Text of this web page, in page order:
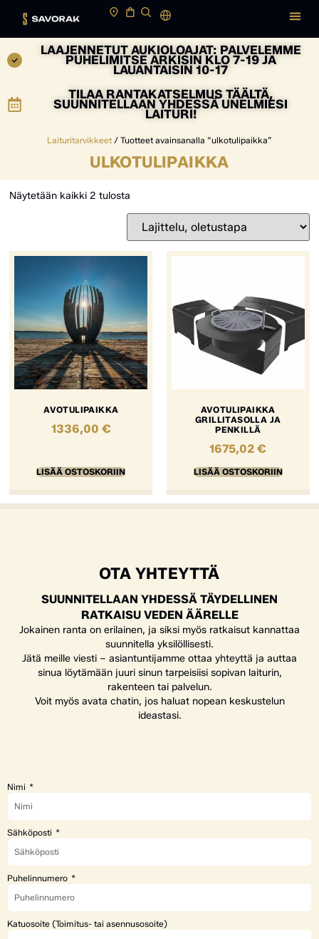
LAAJENNETUT AUKIOLOAJAT: PALVELEMME
PUHELIMITSE ARKISIN KLO 7-19 JA
LAUANTAISIN 10-17
TILAA RANTAKATSELMUS TÄÄLTÄ,
SUUNNITELLAAN YHDESSÄ UNELMIESI
LAITURI!
Laituritarvikkeet / Tuotteet avainsanalla “ulkotulipaikka”
ULKOTULIPAIKKA
Näytetään kaikki 2 tulosta
AVOTULIPAIKKA
1336,00 €
LISÄÄ OSTOSKORIIN
AVOTULIPAIKKA
GRILLITASOLLA JA
PENKILLÄ
1675,02€
LISÄÄ OSTOSKORIIN
OTA YHTEYTTÄ
SUUNNITELLAAN YHDESSÄ TÄYDELLINEN
RATKAISU VEDEN ÄÄRELLE
Jokainen ranta on erilainen, ja siksi myös ratkaisut kannattaa
suunnitella yksilöllisesti.
Jätä meille viesti – asiantuntijamme ottaa yhteyttä ja auttaa
sinua löytämään juuri sinun tarpeisiisi sopivan laiturin,
rakenteen tai palvelun.
Voit myös avata chatin, jos haluat nopean keskustelun
ideastasi.
Nimi
Sähköposti
Puhelinnumero
Katuosoite (Toimitus- tai asennusosoite)